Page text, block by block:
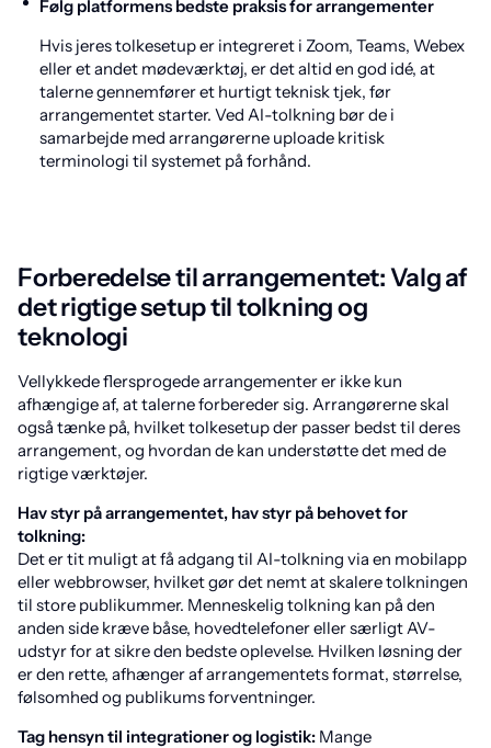
Følg platformens bedste praksis for arrangementer
Hvis jeres tolkesetup er integreret i Zoom, Teams, Webex
eller et andet mødeværktøj, er det altid en god idé, at
talerne gennemfører et hurtigt teknisk tjek, før
arrangementet starter. Ved AI-tolkning bør de i
samarbejde med arrangørerne uploade kritisk
terminologi til systemet på forhånd.
Forberedelse til arrangementet: Valg af
det rigtige setup til tolkning og
teknologi
Vellykkede flersprogede arrangementer er ikke kun
afhængige af, at talerne forbereder sig. Arrangørerne skal
også tænke på, hvilket tolkesetup der passer bedst til deres
arrangement, og hvordan de kan understøtte det med de
rigtige værktøjer.
Hav styr på arrangementet, hav styr på behovet for
tolkning:
Det er tit muligt at få adgang til AI-tolkning via en mobilapp
eller webbrowser, hvilket gør det nemt at skalere tolkningen
til store publikummer. Menneskelig tolkning kan på den
anden side kræve båse, hovedtelefoner eller særligt AV-
udstyr for at sikre den bedste oplevelse. Hvilken løsning der
er den rette, afhænger af arrangementets format, størrelse,
følsomhed og publikums forventninger.
Tag hensyn til integrationer og logistik: Mange